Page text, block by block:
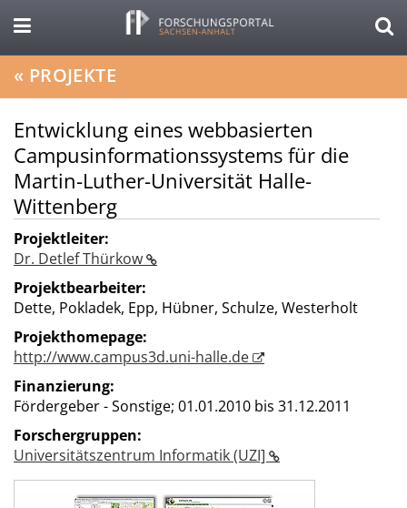
« PROJEKTE
Entwicklung eines webbasierten
Campusinformationssystems für die
Martin-Luther-Universität Halle-
Wittenberg
Projektleiter:
Dr. Detlef Thürkow
Projektbearbeiter:
Dette, Pokladek, Epp, Hübner, Schulze, Westerholt
Projekthomepage:
http://www.campus3d.uni-halle.de
Finanzierung:
Fördergeber - Sonstige; 01.01.2010 bis 31.12.2011
Forschergruppen:
Universitätszentrum Informatik (UZI]